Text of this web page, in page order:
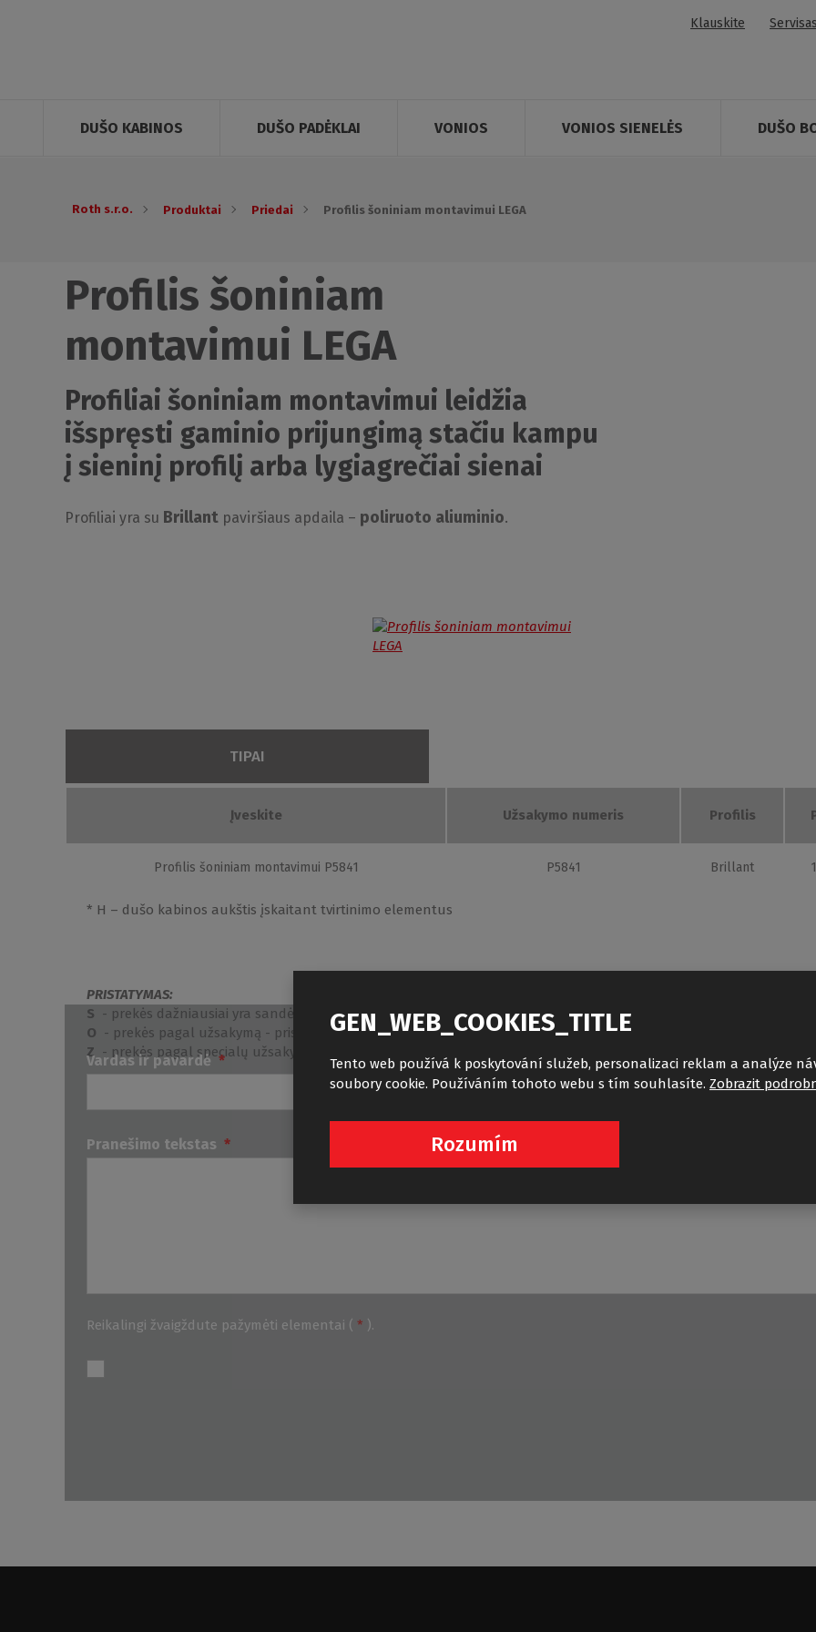
Klauskite Servisas
DUŠO KABINOS DUŠO PADĖKLAI VONIOS VONIOS SIENELĖS DUŠO
Roth s.r.o. Produktai Priedai Profilis šoniniam montavimui LEGA
Profilis šoniniam
montavimui LEGA
Profiliai šoniniam montavimui leidžia
išspręsti gaminio prijungimą stačiu kampu
į sieninį profilį arba lygiagrečiai sienai
Profiliai yra su Brillant paviršiaus apdaila – poliruoto aliuminio.
TIPAI
Įveskite Užsakymo numeris Profilis
Profilis šoniniam montavimui P5841 P5841 Brillant
* H – dušo kabinos aukštis įskaitant tvirtinimo elementus
PRISTATYMAS:
S - prekės dažniausiai yra sandėlyje - pristatymo laikas ne ilgesnis nei 8 d.d.
O - prekės pagal užsakymą - pristatymo laikas ne ilgesnis nei 21 d.d.
Z - prekės pagal specialų užsakymą - pristatymo laikas ne ilgesnis nei 35 d.d.
Nominalūs dušo
PADĖKLO, kuomet kabina
krašto. MONTUOJANT
mažesnis nei nominalus
lentelėse, kurios pateiktos
parsisiųsti prekės
Vardas ir pavardė * Vardas ir pavardė *
Pranešimo tekstas *
Reikalingi žvaigždute pažymėti elementai ( * ).
formą.
GEN_WEB_COOKIES_TITLE
Tento web používá k poskytování služeb, personalizaci reklam a analýze
soubory cookie. Používáním tohoto webu s tím souhlasíte. Zobrazit
Rozumím